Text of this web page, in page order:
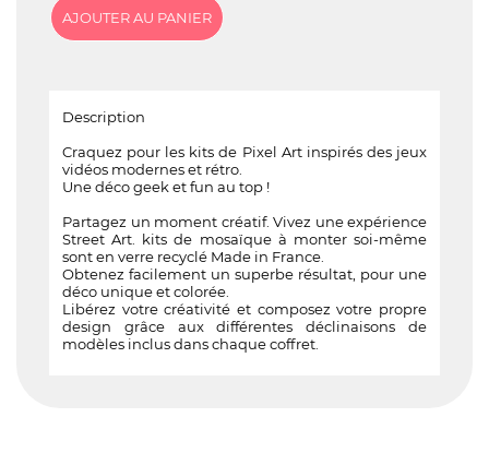
Description
Craquez pour les kits de Pixel Art inspirés des jeux
vidéos modernes et rétro.
Une déco geek et fun au top !
Partagez un moment créatif. Vivez une expérience
Street Art. kits de mosaïque à monter soi-même
sont en verre recyclé Made in France.
Obtenez facilement un superbe résultat, pour une
déco unique et colorée.
Libérez votre créativité et composez votre propre
design grâce aux différentes déclinaisons de
modèles inclus dans chaque coffret.